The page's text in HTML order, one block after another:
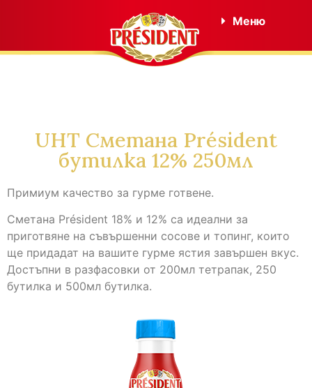
Меню
UHT Сметана Président
бутилка 12% 250мл
Примиум качество за гурме готвене.
Сметана Président 18% и 12% са идеални за
приготвяне на съвършенни сосове и топинг, които
ще придадат на вашите гурме ястия завършен вкус.
Достъпни в разфасовки от 200мл тетрапак, 250
бутилка и 500мл бутилка.